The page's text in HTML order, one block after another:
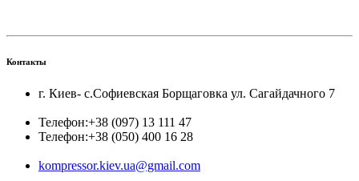
Контакты
г. Киев- с.Софиевская Борщаговка ул. Сагайдачного 7
Телефон:+38 (097) 13 111 47
Телефон:+38 (050) 400 16 28
kompressor.kiev.ua@gmail.com